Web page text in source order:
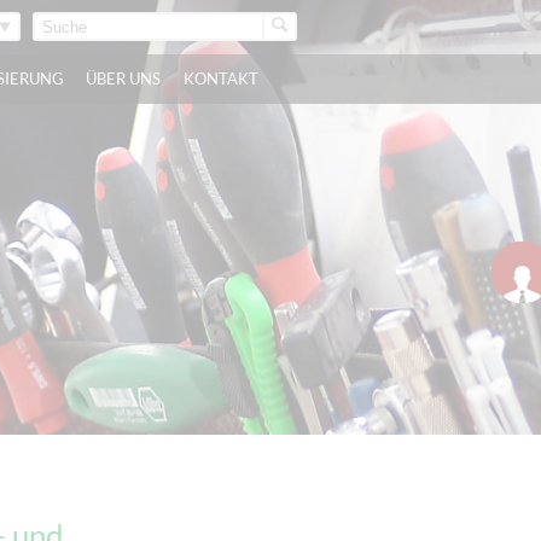
ÜBER UNS KONTAKT